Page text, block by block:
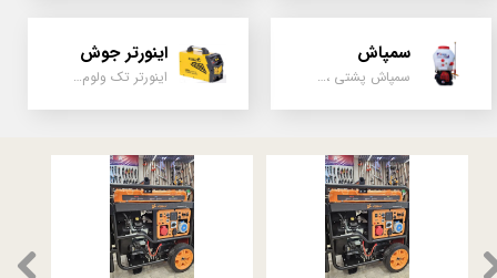
سمپاش
سمپاش پشتی ، زمبه ای ، فرغونی ، دستی ، موتوری
اینورتر جوش
اینورتر تک ولوم و دو ولوم امپر بالا